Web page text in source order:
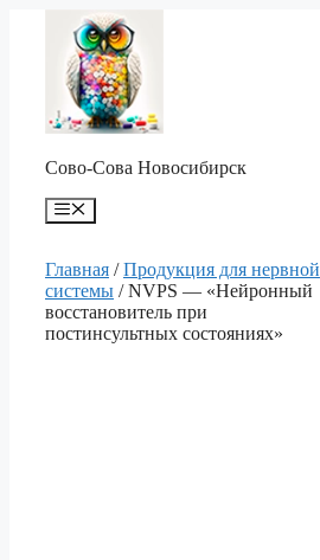
содержимому
Сово-Сова Новосибирск
Меню
Главная /Продукция для нервной
системы / NVPS — «Нейронный
восстановитель при
постинсультных состояниях»